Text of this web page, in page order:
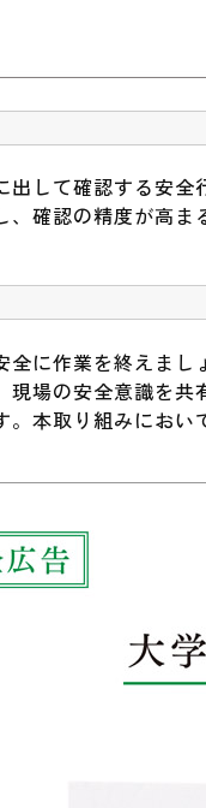
して確認する安全
確認の精度が高ま
に作業を終えまし
場の安全意識を共
本取り組みにおい